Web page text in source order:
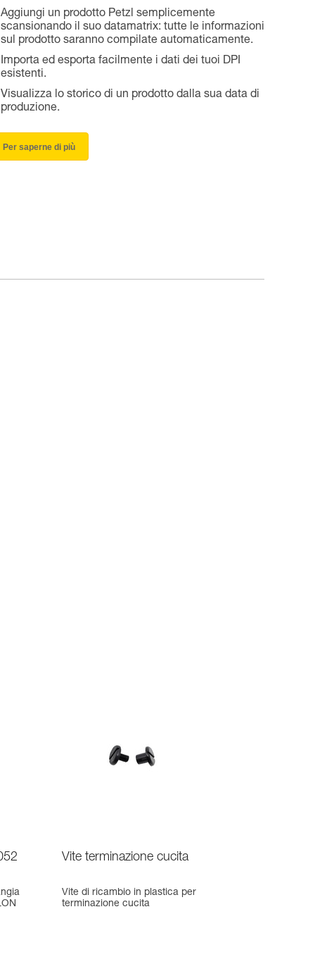
Aggiungi un prodotto Petzl semplicemente
scansionando il suo datamatrix: tutte le informazioni
sul prodotto saranno compilate automaticamente.
Importa ed esporta facilmente i dati dei tuoi DPI
esistenti.
Visualizza lo storico di un prodotto dalla sua data di
produzione.
Per saperne di più
Vite terminazione cucita
Vite di ricambio in plastica per
terminazione cucita